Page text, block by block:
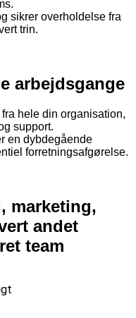
sikrer overholdelse fra
trin.
arbejdsgange
hele din organisation,
support.
en dybdegående
forretningsafgørelse.
marketing,
andet
team